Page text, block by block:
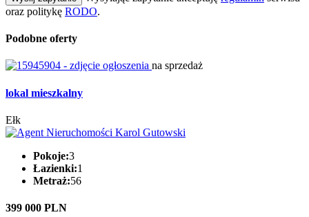
oraz politykę RODO.
Podobne oferty
na sprzedaż
lokal mieszkalny
Ełk
Pokoje:3
Łazienki:1
Metraż:56
399 000 PLN